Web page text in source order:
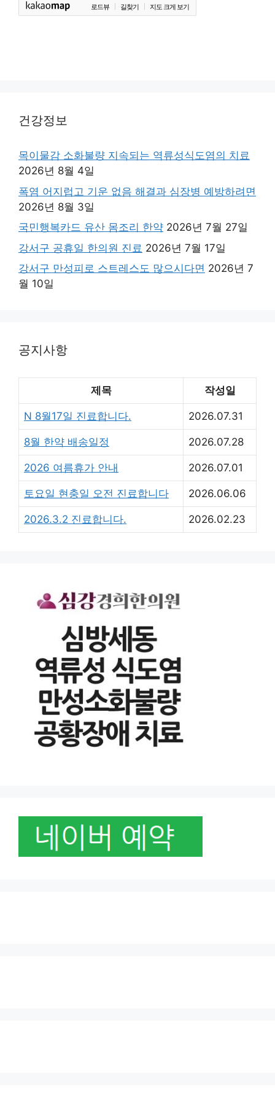
로드뷰 길찾기 지도 크게 보기
건강정보
목이물감 소화불량 지속되는 역류성식도염의 치료
2026년 8월 4일
폭염 어지럽고 기운 없음 해결과 심장병 예방하려면
2026년 8월 3일
국민행복카드 유산 몸조리 한약 2026년 7월 27일
강서구 공휴일 한의원 진료 2026년 7월 17일
강서구 만성피로 스트레스도 많으시다면 2026년 7
월 10일
공지사항
제목 작성일
N 8월17일 진료합니다. 2026.07.31
8월 한약 배송일정 2026.07.28
2026 여름휴가 안내 2026.07.01
토요일 현충일 오전 진료합니다 2026.06.06
2026.3.2 진료합니다. 2026.02.23